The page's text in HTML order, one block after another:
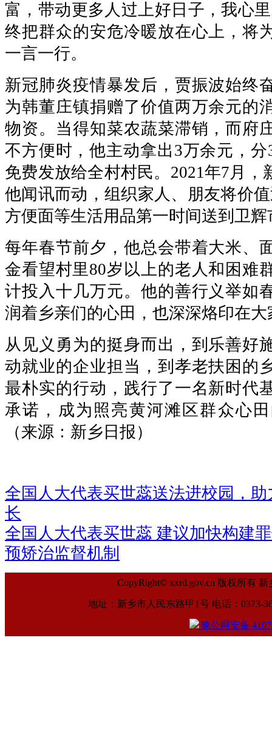
富，带动更多人过上好日子，我心
终把群众的安危冷暖放在心上，将
一言一行。
新冠肺炎疫情暴发后，贾振波始终
为韩董庄镇捐赠了价值两万余元的
物资。当得知菜农蔬菜滞销，而府
不方便时，他主动拿出3万余元，
免费发放给全村村民。2021年7月，
他闻讯而动，组织家人、朋友将价
方便面等生活用品第一时间送到卫
每年春节前夕，他总会带着大米、
金看望村里80岁以上的老人和困难
计投入十几万元。他的善行义举如
润着乡亲们的心田，也深深烙印在大
从见义勇为的挺身而出，到乐善好
动就业的企业担当，到孝老扶困的
最朴实的行动，践行了一名新时代
承诺，成为照亮黄河滩区群众心
（来源：新乡日报）
全国人大代表买世蕊送法进校园，
长
全国人大代表买世蕊 建议加快构建
预矫治监督机制
CopyRight© xxrd.gov.cn 版权所有
地址：新乡市人民东路甲1号 电话：0373-
豫公网安备